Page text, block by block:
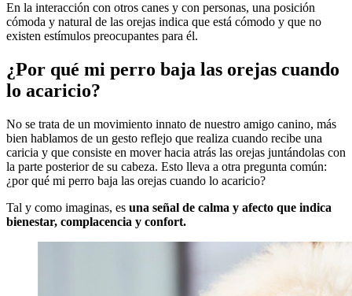
En la interacción con otros canes y con personas, una posición
cómoda y natural de las orejas indica que está cómodo y que no
existen estímulos preocupantes para él.
¿Por qué mi perro baja las orejas cuando
lo acaricio?
No se trata de un movimiento innato de nuestro amigo canino, más
bien hablamos de un gesto reflejo que realiza cuando recibe una
caricia y que consiste en mover hacia atrás las orejas juntándolas con
la parte posterior de su cabeza. Esto lleva a otra pregunta común:
¿por qué mi perro baja las orejas cuando lo acaricio?
Tal y como imaginas, es una señal de calma y afecto que indica
bienestar, complacencia y confort.